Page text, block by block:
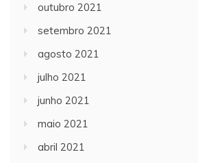
outubro 2021
setembro 2021
agosto 2021
julho 2021
junho 2021
maio 2021
abril 2021